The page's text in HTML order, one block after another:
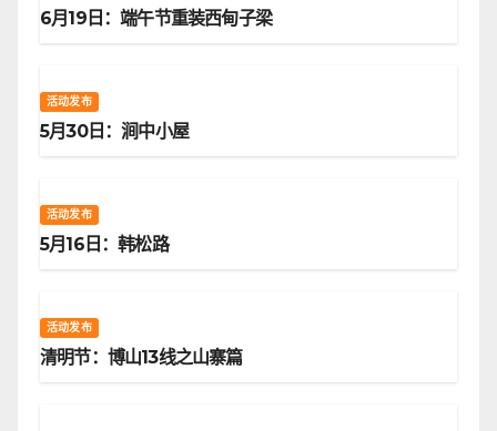
6月19日：端午节重装西甸子梁
活动发布
5月30日：涧中小屋
活动发布
5月16日：韩松路
活动发布
清明节：博山13线之山寨篇